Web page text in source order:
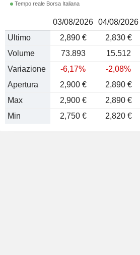
Tempo reale Borsa Italiana
03/08/2026 04/08/2026
Ultimo
2,890 € 2,830 €
Volume
73.893 15.512
Variazione
-6,17% -2,08%
Apertura
2,900 € 2,890 €
Max
2,900 € 2,890 €
Min
2,750 € 2,820 €